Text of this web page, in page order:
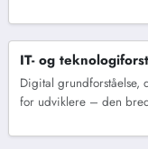
IT- og
Digital grundforståelse,
for udviklere – den